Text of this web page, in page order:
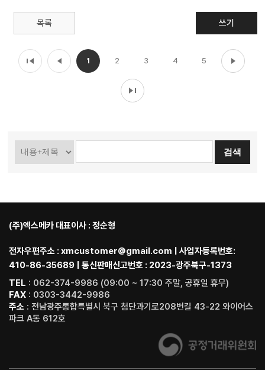
목록 쓰기
1 2 3 4 5
(주)엑스메카 대표이사 : 정순형
전자우편주소 : xmcustomer@gmail.com | 사업자등록번호:
410-86-35689 | 통신판매신고번호 : 2023-광주북구-1373
TEL : 062-374-9986 (09:00 ~ 17:30 주말, 공휴일 휴무)
FAX : 0303-3442-9986
주소 : 전남광주통합특별시 북구 첨단과기로208번길 43-22 와이어스
파크 A동 612호